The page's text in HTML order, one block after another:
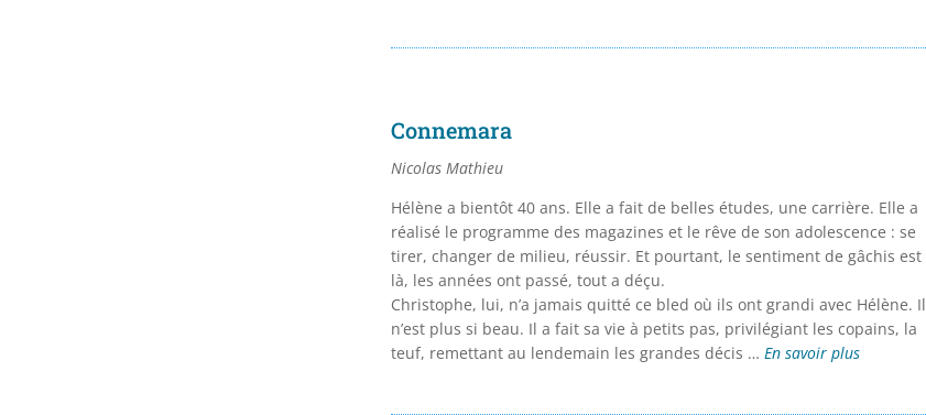
Connemara
Nicolas Mathieu
Hélène a bientôt 40 ans. Elle a fait de belles études, une carrière. Elle a
réalisé le programme des magazines et le rêve de son adolescence : se
tirer, changer de milieu, réussir. Et pourtant, le sentiment de gâchis est
là, les années ont passé, tout a déçu.
Christophe, lui, n’a jamais quitté ce bled où ils ont grandi avec Hélène. Il
n’est plus si beau. Il a fait sa vie à petits pas, privilégiant les copains, la
teuf, remettant au lendemain les grandes décis … En savoir plus